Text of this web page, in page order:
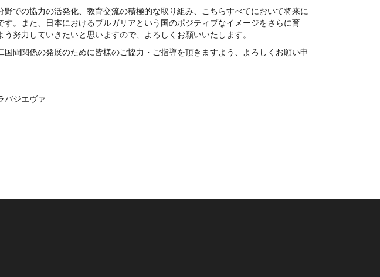
での協力の活発化、教育交流の積極的な取り組み、こちらすべてにおいて将来に
。また、日本におけるブルガリアという国のポジティブなイメージをさらに育
努力していきたいと思いますので、よろしくお願いいたします。
間関係の発展のために皆様のご協力・ご指導を頂きますよう、よろしくお願い申
バジエヴァ